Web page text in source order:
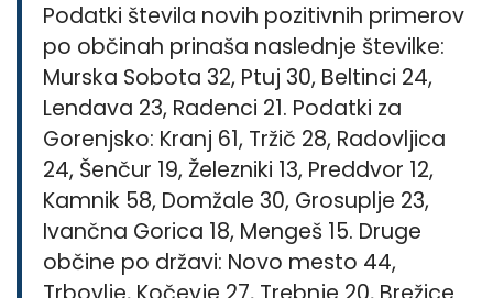
Podatki števila novih pozitivnih primerov
po občinah prinaša naslednje številke:
Murska Sobota 32, Ptuj 30, Beltinci 24,
Lendava 23, Radenci 21. Podatki za
Gorenjsko: Kranj 61, Tržič 28, Radovljica
24, Šenčur 19, Železniki 13, Preddvor 12,
Kamnik 58, Domžale 30, Grosuplje 23,
Ivančna Gorica 18, Mengeš 15. Druge
občine po državi: Novo mesto 44,